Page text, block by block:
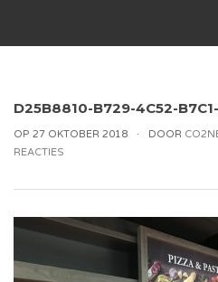
D25B8810-B729-4C52-
OP 27 OKTOBER 2018 DOOR
REACTIES